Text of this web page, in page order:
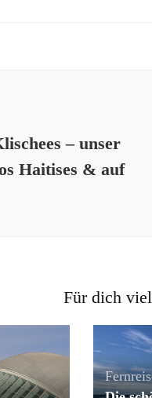
– unser
Haitises & auf
Für dich